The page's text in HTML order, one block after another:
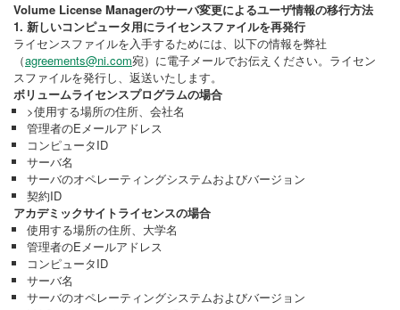
Volume License Managerのサーバ変更によるユーザ情報の移行方法
1. 新しいコンピュータ用にライセンスファイルを再発行
ライセンスファイルを入手するためには、以下の情報を弊社
（agreements@ni.com宛）に電子メールでお伝えください。ライセン
スファイルを発行し、返送いたします。
ボリュームライセンスプログラムの場合
>使用する場所の住所、会社名
管理者のEメールアドレス
コンピュータID
サーバ名
サーバのオペレーティングシステムおよびバージョン
契約ID
アカデミックサイトライセンスの場合
使用する場所の住所、大学名
管理者のEメールアドレス
コンピュータID
サーバ名
サーバのオペレーティングシステムおよびバージョン